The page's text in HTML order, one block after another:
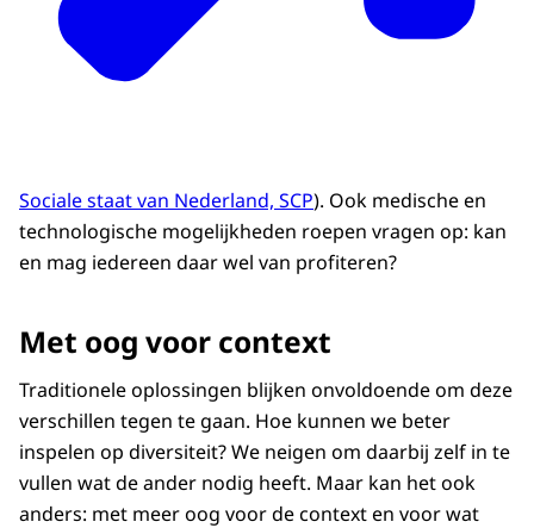
Sociale staat van Nederland, SCP). Ook medische en
technologische mogelijkheden roepen vragen op: kan
en mag iedereen daar wel van profiteren?
Met oog voor context
Traditionele oplossingen blijken onvoldoende om deze
verschillen tegen te gaan. Hoe kunnen we beter
inspelen op diversiteit? We neigen om daarbij zelf in te
vullen wat de ander nodig heeft. Maar kan het ook
anders: met meer oog voor de context en voor wat